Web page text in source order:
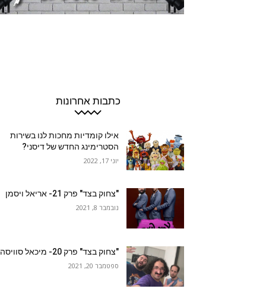
כתבות אחרונות
אילו קומדיות מחכות לנו בשירות
הסטרימינג החדש של דיסני?
יוני 17, 2022
"צחוק בצד" פרק 21- אריאל ויסמן
נובמבר 8, 2021
"צחוק בצד" פרק 20- מיכאל סוויסה
ספטמבר 20, 2021